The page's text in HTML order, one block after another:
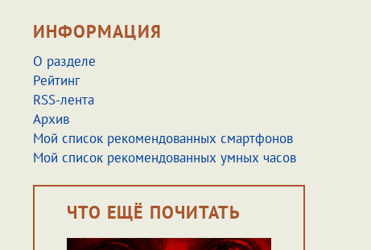
ИНФОРМАЦИЯ
О разделе
Рейтинг
RSS-лента
Архив
Мой список рекомендованных смартфонов
Мой список рекомендованных умных часов
ЧТО ЕЩЁ ПОЧИТАТЬ